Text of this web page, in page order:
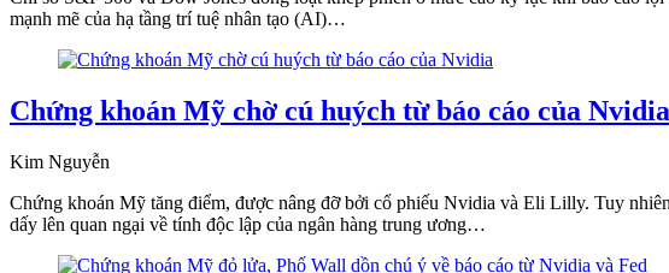
mạnh mẽ của hạ tầng trí tuệ nhân tạo (AI)…
Chứng khoán Mỹ chờ cú huých từ báo cáo của Nvidia
Kim Nguyễn
Chứng khoán Mỹ tăng điểm, được nâng đỡ bởi cổ phiếu Nvidia và Eli Lilly. Tuy
dấy lên quan ngại về tính độc lập của ngân hàng trung ương…